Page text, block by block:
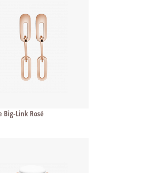
Big-Link Rosé